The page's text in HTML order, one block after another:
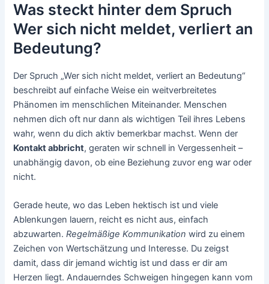
Was steckt hinter dem Spruch
Wer sich nicht meldet, verliert an
Bedeutung?
Der Spruch „Wer sich nicht meldet, verliert an Bedeutung“
beschreibt auf einfache Weise ein weitverbreitetes
Phänomen im menschlichen Miteinander. Menschen
nehmen dich oft nur dann als wichtigen Teil ihres Lebens
wahr, wenn du dich aktiv bemerkbar machst. Wenn der
Kontakt abbricht, geraten wir schnell in Vergessenheit –
unabhängig davon, ob eine Beziehung zuvor eng war oder
nicht.
Gerade heute, wo das Leben hektisch ist und viele
Ablenkungen lauern, reicht es nicht aus, einfach
abzuwarten.Regelmäßige Kommunikation wird zu einem
Zeichen von Wertschätzung und Interesse. Du zeigst
damit, dass dir jemand wichtig ist und dass er dir am
Herzen liegt. Andauerndes Schweigen hingegen kann vom